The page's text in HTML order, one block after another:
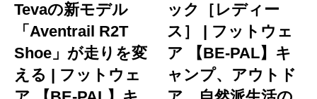
Tevaの新モデル
「Aventrail R2T
Shoe」が走りを変
える | フットウェ
ック［レディー
ス］ | フットウェ
ア 【BE-PAL】キ
ャンプ、アウトド